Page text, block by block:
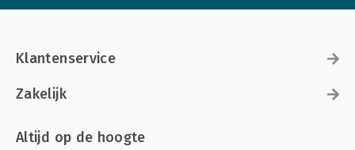
Klantenservice
Zakelijk
Altijd op de hoogte